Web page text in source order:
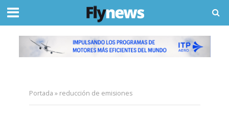
Portada » reducción de emisiones